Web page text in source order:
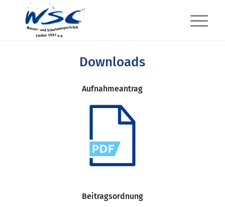
Downloads
Aufnahmeantrag
Beitragsordnung